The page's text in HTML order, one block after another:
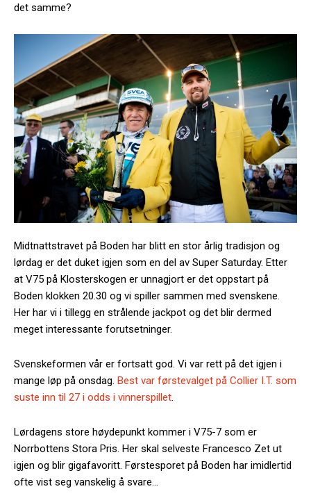
det samme?
Midtnattstravet på Boden har blitt en stor årlig tradisjon og
lørdag er det duket igjen som en del av Super Saturday. Etter
at V75 på Klosterskogen er unnagjort er det oppstart på
Boden klokken 20.30 og vi spiller sammen med svenskene.
Her har vi i tillegg en strålende jackpot og det blir dermed
meget interessante forutsetninger.
Svenskeformen vår er fortsatt god. Vi var rett på det igjen i
mange løp på onsdag. Best var førstevalget på Collier I.T. som
suste inn til 27 i odds i vinnerspillet
Lørdagens store høydepunkt kommer i V75-7 som er
Norrbottens Stora Pris. Her skal selveste Francesco Zet ut
igjen og blir gigafavoritt. Førstesporet på Boden har imidlertid
ofte vist seg vanskelig å svare…